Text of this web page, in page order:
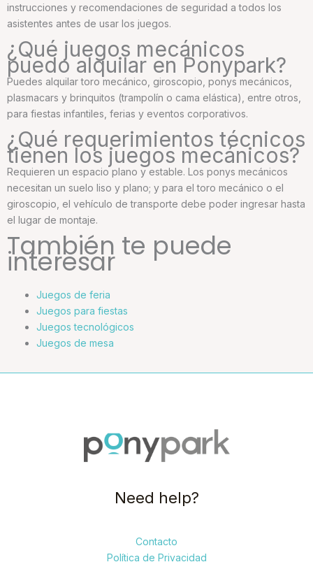
instrucciones y recomendaciones de seguridad a todos los
asistentes antes de usar los juegos.
¿Qué juegos mecánicos
puedo alquilar en Ponypark?
Puedes alquilar toro mecánico, giroscopio, ponys mecánicos,
plasmacars y brinquitos (trampolín o cama elástica), entre otros,
para fiestas infantiles, ferias y eventos corporativos.
¿Qué requerimientos técnicos
tienen los juegos mecánicos?
Requieren un espacio plano y estable. Los ponys mecánicos
necesitan un suelo liso y plano; y para el toro mecánico o el
giroscopio, el vehículo de transporte debe poder ingresar hasta
el lugar de montaje.
También te puede
interesar
Juegos de feria
Juegos para fiestas
Juegos tecnológicos
Juegos de mesa
Need help?
Contacto
Política de Privacidad